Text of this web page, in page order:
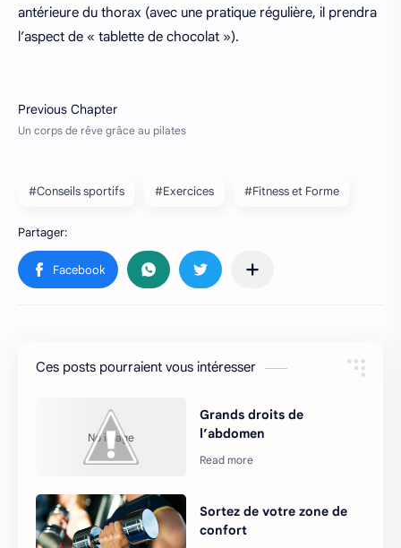
antérieure du thorax (avec une pratique régulière, il prendra
l’aspect de « tablette de chocolat »).
#Conseils sportifs #Exercices #Fitness et Forme
Ces posts pourraient vous intéresser
Grands droits de
l’abdomen
Sortez de votre zone de
confort